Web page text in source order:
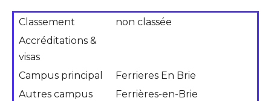
Classement
non classée
Accréditations &
visas
Campus principal
Ferrieres En Brie
Autres campus
Ferrières-en-Brie